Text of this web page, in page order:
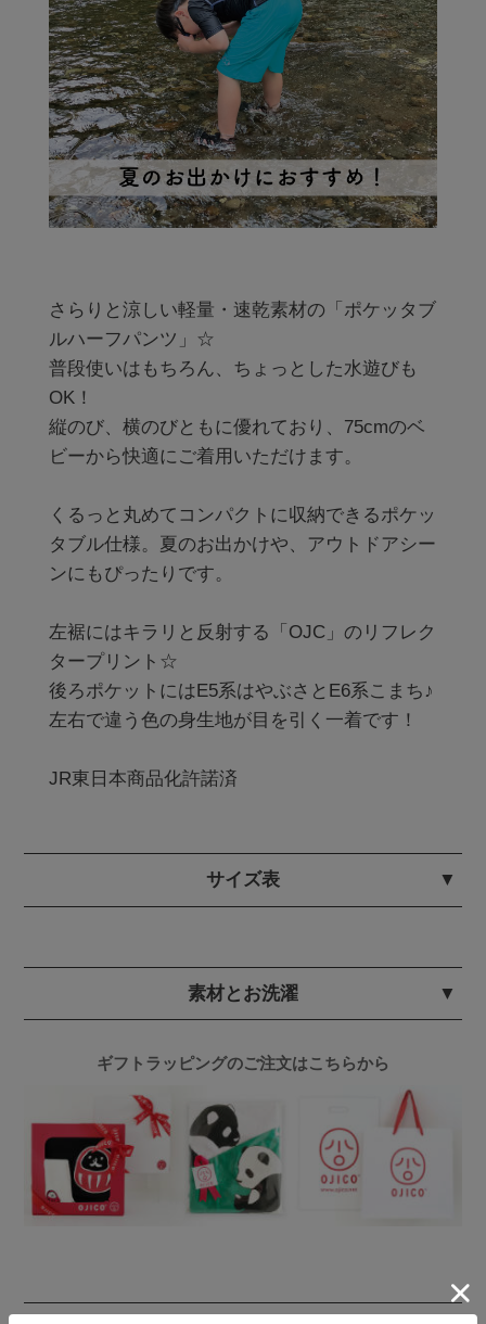
さらりと涼しい軽量・速乾素材の「ポケッタブ
ルハーフパンツ」☆
普段使いはもちろん、ちょっとした水遊びも
OK！
縦のび、横のびともに優れており、75cmのベ
ビーから快適にご着用いただけます。
くるっと丸めてコンパクトに収納できるポケッ
タブル仕様。夏のお出かけや、アウトドアシー
ンにもぴったりです。
左裾にはキラリと反射する「OJC」のリフレク
タープリント☆
後ろポケットにはE5系はやぶさとE6系こまち♪
左右で違う色の身生地が目を引く一着です！
JR東日本商品化許諾済
サイズ表
素材とお洗濯
ギフトラッピングのご注文はこちらから